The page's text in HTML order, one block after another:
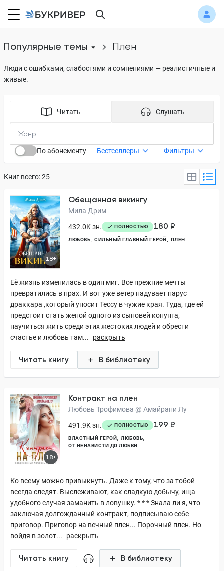
Популярные темы плен
Люди с ошибками, слабостями и сомнениями — реалистичные и
живые.
Читать Слушать
По абонементу Бестселлеры Фильтры
Книг всего: 25
18+
Обещанная викингу
Мила Дрим
432.0K зн.
ПОЛНОСТЬЮ 180 ₽
ЛЮБОВЬ СИЛЬНЫЙ ГЛАВНЫЙ ГЕРОЙ ПЛЕН
Её жизнь изменилась в один миг. Все прежние мечты
превратились в прах. И вот уже ветер надувает парус
драккара ,который уносит Тессу в чужие края. Туда, где ей
предстоит стать женой одного из сыновей конунга,
научиться жить среди этих жестоких людей и обрести
счастье и любовь там...
раскрыть
Читать книгу В библиотеку
18+
Контракт на плен
Любовь Трофимова @ Амайрани Лу
491.9K зн.
ПОЛНОСТЬЮ 199 ₽
ВЛАСТНЫЙ ГЕРОЙ
ЛЮБОВЬ
ОТ НЕНАВИСТИ ДО ЛЮБВИ
Ко всему можно привыкнуть. Даже к тому, что за тобой
всегда следят. Выслеживают, как сладкую добычу, ища
удобного случая заманить в ловушку. * * * Знала ли я, что
заключая долгожданный контракт, подписываю себе
приговор. Приговор на вечный плен... Порочный плен. Но
войдя в золот...
раскрыть
Читать книгу В библиотеку